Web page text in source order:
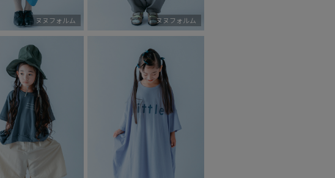
ヌヌフォルム ヌヌフォルム